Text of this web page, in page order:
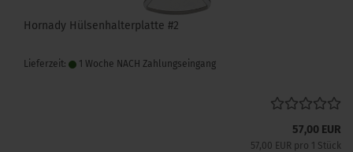
Hornady Hülsenhalterplatte #2
Lieferzeit: 1 Woche NACH Zahlungseingang
57,00 EUR
57,00 EUR pro 1 Stück